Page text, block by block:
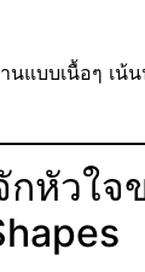
แบบเนื้อๆ เน้
กหัวใจ